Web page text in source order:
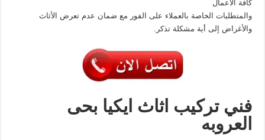
كافة الأعمال
والمتطلبات الخاصة بالعملاء على الفور مع ضمان عدم تعرض الأثاث
والأغراض إلى أية مشكلة تذكر.
فني تركيب اثاث ايكيا بحى
العروبه